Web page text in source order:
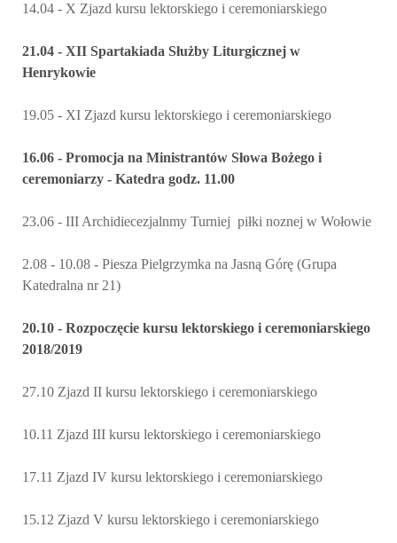
14.04 - X Zjazd kursu lektorskiego i ceremoniarskiego
21.04 - XII Spartakiada Służby Liturgicznej w
Henrykowie
19.05 - XI Zjazd kursu lektorskiego i ceremoniarskiego
16.06 - Promocja na Ministrantów Słowa Bożego i
ceremoniarzy - Katedra godz. 11.00
23.06 - III Archidiecezjalnmy Turniej piłki noznej w Wołowie
2.08 - 10.08 - Piesza Pielgrzymka na Jasną Górę (Grupa
Katedralna nr 21)
20.10 - Rozpoczęcie kursu lektorskiego i ceremoniarskiego
2018/2019
27.10 Zjazd II kursu lektorskiego i ceremoniarskiego
10.11 Zjazd III kursu lektorskiego i ceremoniarskiego
17.11 Zjazd IV kursu lektorskiego i ceremoniarskiego
15.12 Zjazd V kursu lektorskiego i ceremoniarskiego